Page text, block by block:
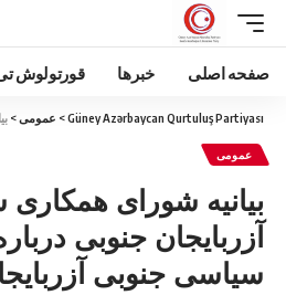
صفحه اصلی خبرها قورتولوش
Güney Azərbaycan Qurtuluş Partiyası
> عمومی>
عمومی
بیانیه شورای
آزربایجان جنوبی
سیاسی جنوبی